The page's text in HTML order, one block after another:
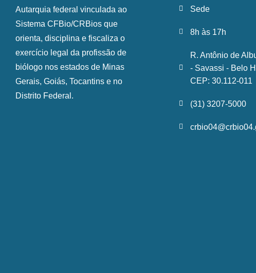
Autarquia federal vinculada ao
Sistema CFBio/CRBios que
orienta, disciplina e fiscaliza o
exercício legal da profissão de
biólogo nos estados de Minas
Gerais, Goiás, Tocantins e no
Distrito Federal.
Sede
8h às 17h
R. Antônio de
- Savassi - Belo
CEP: 30.112-011
(31) 3207-5000